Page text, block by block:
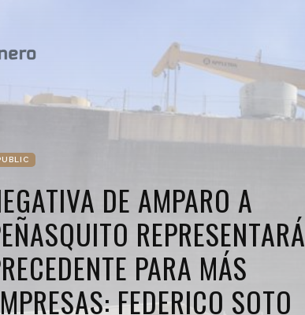
DE AMPARO A
REPRESENTARÁ
PARA MÁS
FEDERICO SOTO